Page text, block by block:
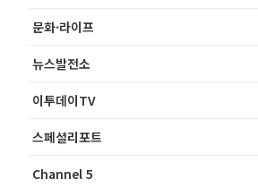
문화·라이프
뉴스발전소
이투데이TV
스페셜리포트
Channel 5